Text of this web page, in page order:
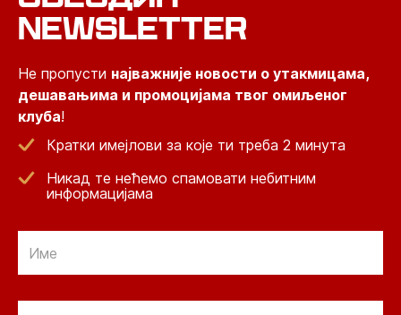
NEWSLETTER
Не пропусти најважније новости о утакмицама,
дешавањима и промоцијама твог омиљеног
клуба!
Кратки имејлови за које ти треба 2 минута
Никад те нећемо спамовати небитним
информацијама